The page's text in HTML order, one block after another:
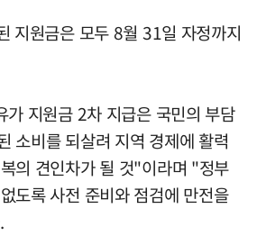
지원금은 모두 8월 31일 자정까지
가 지원금 2차 지급은 국민의 부담
소비를 되살려 지역 경제에 활력
의 견인차가 될 것"이라며 "정부
도록 사전 준비와 점검에 만전을